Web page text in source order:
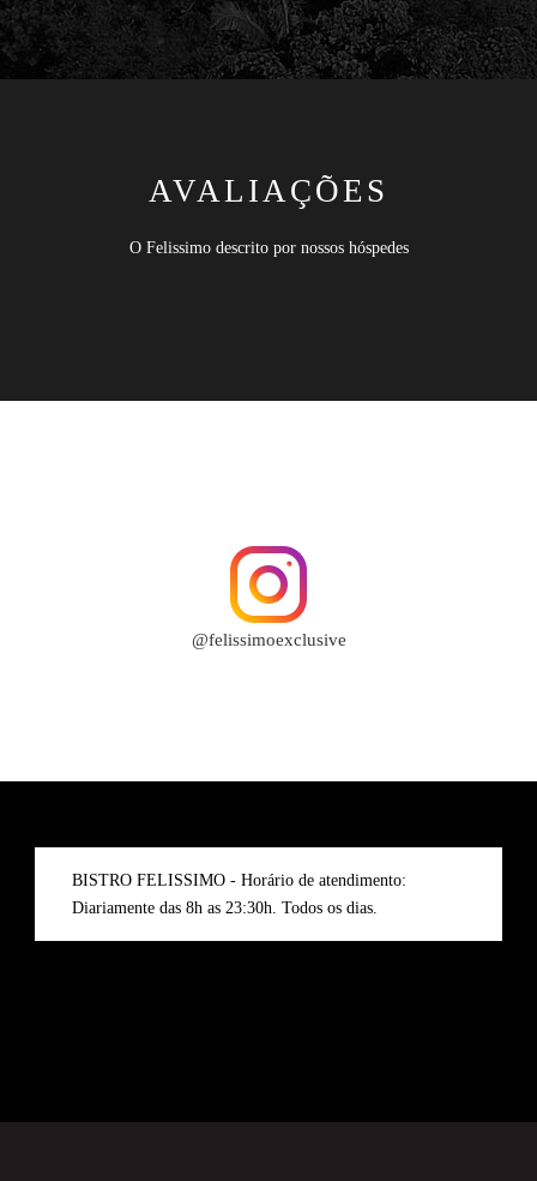
AVALIAÇÕES
O Felissimo descrito por nossos hóspedes
@felissimoexclusive
BISTRO FELISSIMO - Horário de atendimento:
Diariamente das 8h as 23:30h. Todos os dias.
Gold Casino’s Canadian